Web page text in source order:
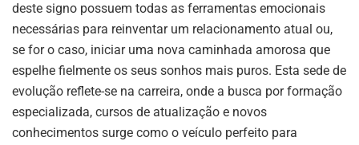
deste signo possuem todas as ferramentas emocionais
necessárias para reinventar um relacionamento atual ou,
se for o caso, iniciar uma nova caminhada amorosa que
espelhe fielmente os seus sonhos mais puros. Esta sede de
evolução reflete-se na carreira, onde a busca por formação
especializada, cursos de atualização e novos
conhecimentos surge como o veículo perfeito para